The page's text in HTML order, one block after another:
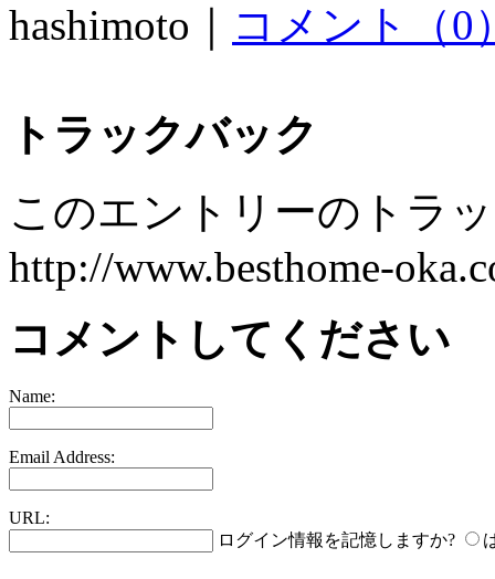
hashimoto｜
コメント（0
トラックバック
このエントリーのトラ
http://www.besthome-
コメントしてください
Name:
Email Address:
URL:
ログイン情報を記憶しますか?